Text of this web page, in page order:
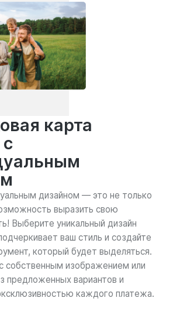
карта
дизайном — это не только
выразить свою
Выберите уникальный дизайн
ваш стиль и создайте
который будет выделяться.
собственным изображением или
предложенных вариантов и
каждого платежа.